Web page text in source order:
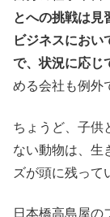
とへの挑戦は見
ビジネスにおい
で、状況に応じ
める会社も例外
ちょうど、子供
ない動物は、生
ズが頭に残って
日本橋高島屋の